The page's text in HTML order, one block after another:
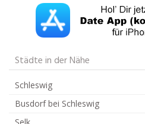
Städte in der Nähe
Schleswig
Busdorf bei Schleswig
Selk